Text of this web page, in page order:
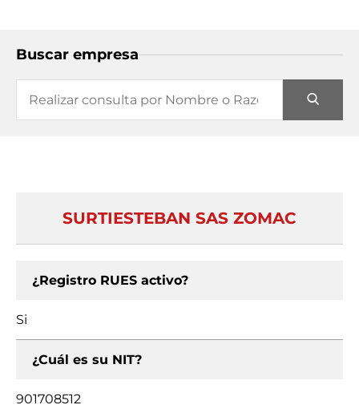
Buscar empresa
SURTIESTEBAN SAS ZOMAC
¿Registro RUES activo?
Si
¿Cuál es su NIT?
901708512